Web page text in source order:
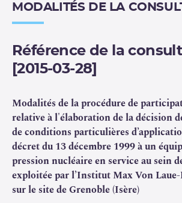
Les dispositions de l’article 24-8 du
demande motivée de l’exploitant, des
particulières d’application de ces
réglementaires à un ESPN. Ainsi, un
prévus par la réglementation peut être
en œuvre des dispositions de suivi en
particulières, incluant notamment des
mesures compensatoires, sous réserve
permettent de garantir un niveau de
équivalentà celui qui serait établi par
complète des mesures de droit commun.
MODALITÉS DE LA
Référence de la
[2015-03-28]
Modalités de la procédure de
relative à l'élaboration de la décision
de conditions particulières
décret du 13 décembre 1999 à un
pression nucléaire en service au sein
exploitée par l’Institut Max Von
sur le site de Grenoble (Isère)